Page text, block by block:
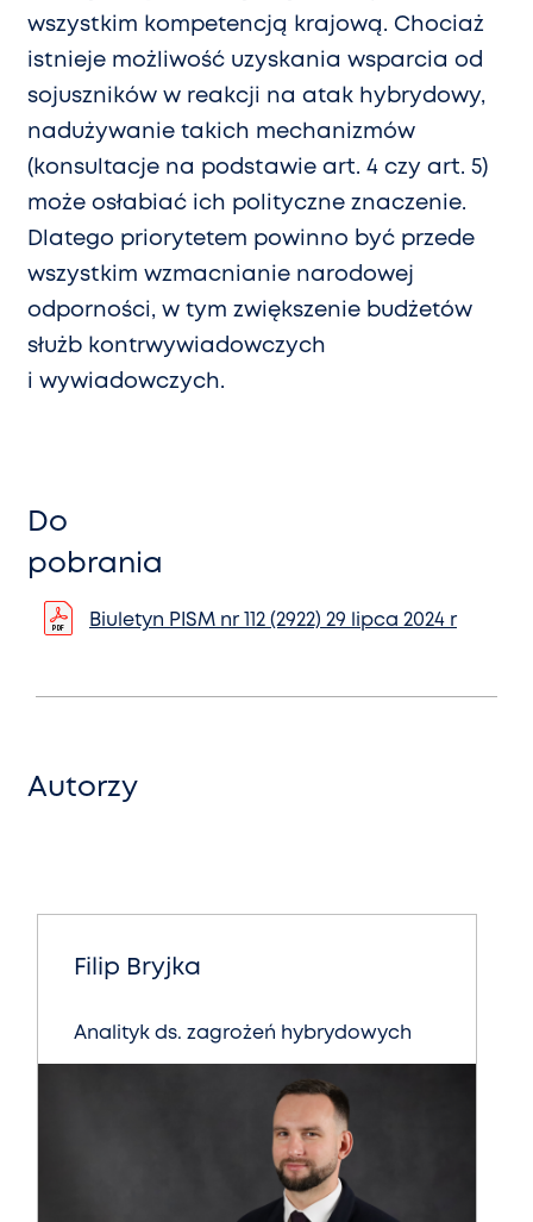
wszystkim kompetencją krajową. Chociaż
istnieje możliwość uzyskania wsparcia od
sojuszników w reakcji na atak hybrydowy,
nadużywanie takich mechanizmów
(konsultacje na podstawie art. 4 czy art. 5)
może osłabiać ich polityczne znaczenie.
Dlatego priorytetem powinno być przede
wszystkim wzmacnianie narodowej
odporności, w tym zwiększenie budżetów
służb kontrwywiadowczych
i wywiadowczych.
Do
pobrania
Biuletyn PISM nr 112 (2922) 29 lipca 2024 r
Autorzy
Filip Bryjka
Analityk ds. zagrożeń hybrydowych